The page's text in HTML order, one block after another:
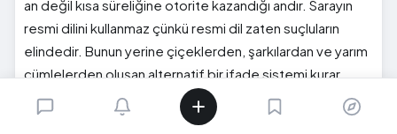
an değil kısa süreliğine otorite kazandığı andır. Sarayın
resmi dilini kullanmaz çünkü resmi dil zaten suçluların
elindedir. Bunun yerine çiçeklerden, şarkılardan ve yarım
cümlelerden oluşan alternatif bir ifade sistemi kurar.